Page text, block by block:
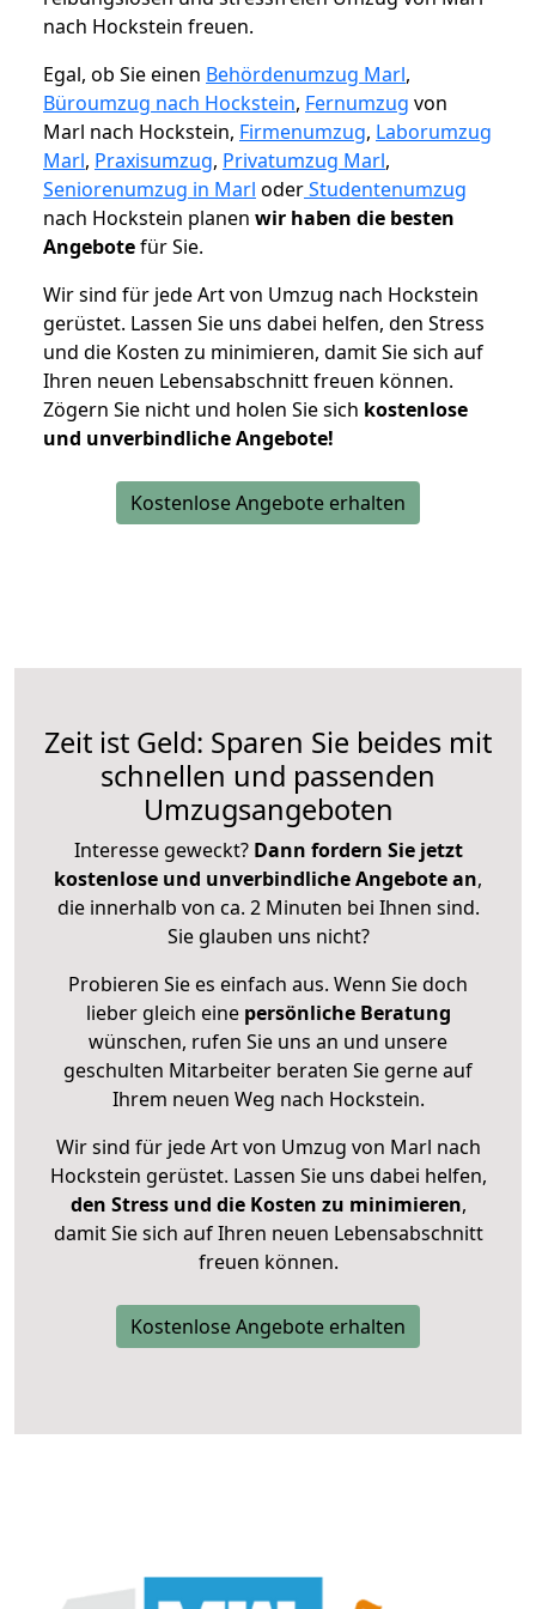
nach Hockstein freuen.
Egal, ob Sie einen Behördenumzug Marl,
Büroumzug nach Hockstein, Fernumzug von
Marl nach Hockstein, Firmenumzug, Laborumzug
Marl, Praxisumzug, Privatumzug Marl,
Seniorenumzug in Marl oderStudentenumzug
nach Hockstein planen wir haben die besten
Angebotefür Sie.
Wir sind für jede Art von Umzug nach Hockstein
gerüstet. Lassen Sie uns dabei helfen, den Stress
und die Kosten zu minimieren, damit Sie sich auf
Ihren neuen Lebensabschnitt freuen können.
Zögern Sie nicht und holen Sie sich kostenlose
und unverbindliche Angebote!
Kostenlose Angebote erhalten
Zeit ist Geld: Sparen Sie beides mit
schnellen und passenden
Umzugsangeboten
Interesse geweckt? Dann fordern Sie jetzt
kostenlose und unverbindliche Angebote an,
die innerhalb von ca. 2 Minuten bei Ihnen sind.
Sie glauben uns nicht?
Probieren Sie es einfach aus. Wenn Sie doch
lieber gleich eine persönliche Beratung
wünschen, rufen Sie uns an und unsere
geschulten Mitarbeiter beraten Sie gerne auf
Ihrem neuen Weg nach Hockstein.
Wir sind für jede Art von Umzug von Marl nach
Hockstein gerüstet. Lassen Sie uns dabei helfen,
den Stress und die Kosten zu minimieren,
damit Sie sich auf Ihren neuen Lebensabschnitt
freuen können.
Kostenlose Angebote erhalten